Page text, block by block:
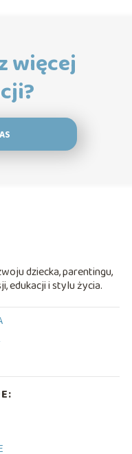
więcej
dziecka, parentingu,
edukacji i stylu życia.